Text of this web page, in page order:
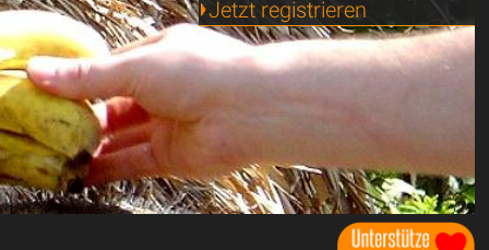
Jetzt registrieren